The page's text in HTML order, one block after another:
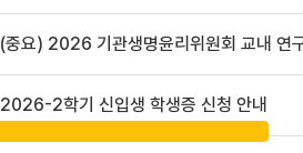
(중요) 2026 기관생명윤리위원회 교내 연
2026-2학기 신입생 학생증 신청 안내